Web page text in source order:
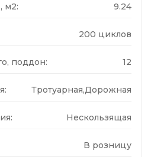
м2: 9.24
200 циклов
поддон: 12
Тротуарная,Дорожная
Нескользящая
В розницу